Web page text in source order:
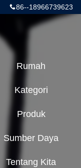
86--18966739623
Rumah
Kategori
Produk
Sumber Daya
Tentang Kita